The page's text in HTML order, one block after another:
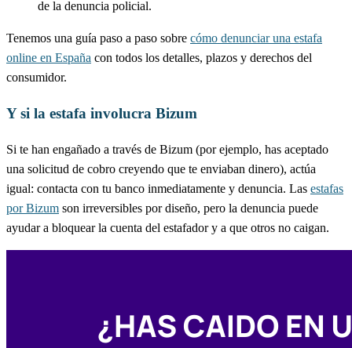
de la denuncia policial.
Tenemos una guía paso a paso sobre cómo denunciar una estafa
online en España con todos los detalles, plazos y derechos del
consumidor.
Y si la estafa involucra Bizum
Si te han engañado a través de Bizum (por ejemplo, has aceptado
una solicitud de cobro creyendo que te enviaban dinero), actúa
igual: contacta con tu banco inmediatamente y denuncia. Las estafas
por Bizum son irreversibles por diseño, pero la denuncia puede
ayudar a bloquear la cuenta del estafador y a que otros no caigan.